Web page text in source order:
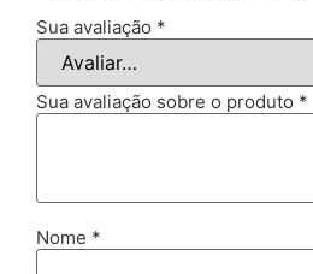
Sua avaliação *
Sua avaliação sobre o produto *
Nome *